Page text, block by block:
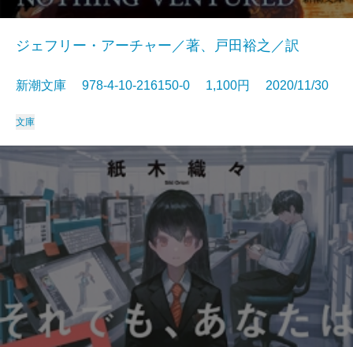
ジェフリー・アーチャー／著、戸田裕之／訳
新潮文庫 978-4-10-216150-0 1,100円 2020/11/30
文庫